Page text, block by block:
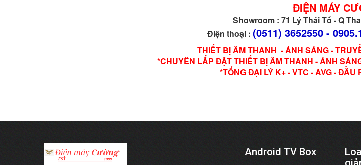
ĐIỆN MÁY
Showroom : 71 Lý Thái Tổ - Q
Điện thoại : (0511) 3652550 -
THIẾT BỊ ÂM THANH - ÁNH SÁNG -
*CHUYÊN LẮP ĐẶT THIẾT BỊ ÂM THANH - ÁNH
*TỔNG ĐẠI LÝ K+ - VTC - AVG - ĐẦU
Android TV Box